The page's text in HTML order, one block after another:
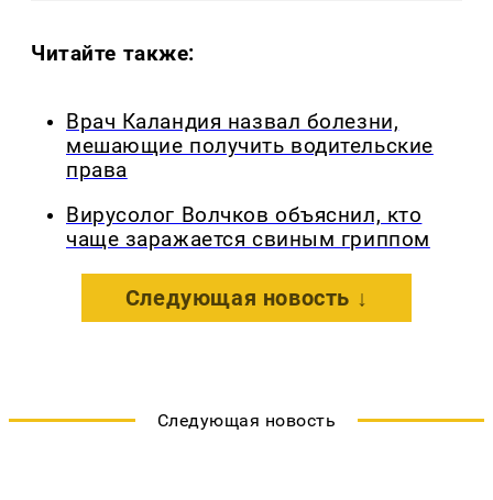
Читайте также:
Врач Каландия назвал болезни,
мешающие получить водительские
права
Вирусолог Волчков объяснил, кто
чаще заражается свиным гриппом
Следующая новость ↓
Следующая новость